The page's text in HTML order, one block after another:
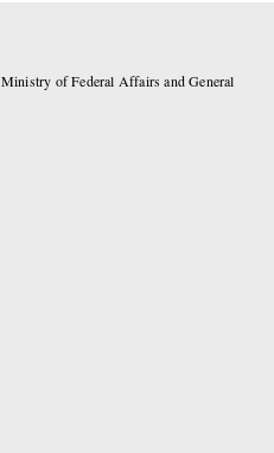
Ministry of Federal Affairs and General